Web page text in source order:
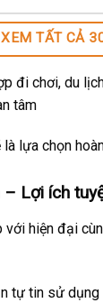
XEM TẤT CẢ
đi chơi, du
tâm
lựa chọn
Lợi ích
hiện đại
tự tin sử